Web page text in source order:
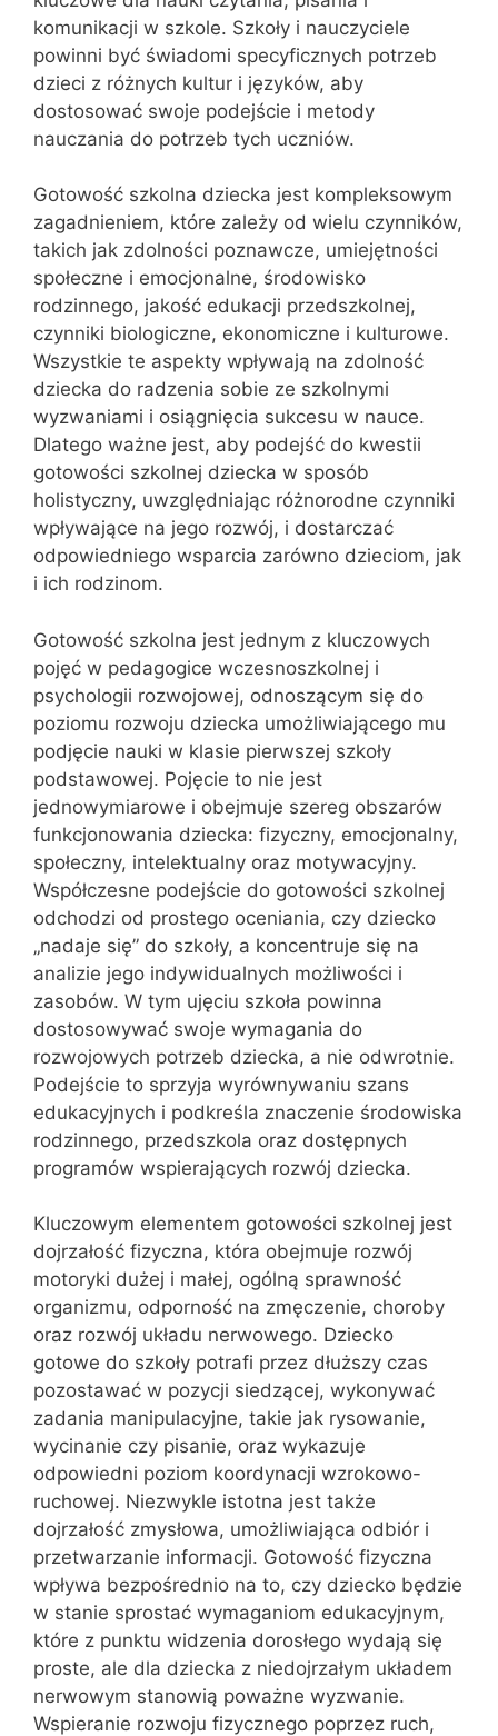
komunikacji w szkole. Szkoły i nauczyciele
powinni być świadomi specyficznych potrzeb
dzieci z różnych kultur i języków, aby
dostosować swoje podejście i metody
nauczania do potrzeb tych uczniów.
Gotowość szkolna dziecka jest kompleksowym
zagadnieniem, które zależy od wielu czynników,
takich jak zdolności poznawcze, umiejętności
społeczne i emocjonalne, środowisko
rodzinnego, jakość edukacji przedszkolnej,
czynniki biologiczne, ekonomiczne i kulturowe.
Wszystkie te aspekty wpływają na zdolność
dziecka do radzenia sobie ze szkolnymi
wyzwaniami i osiągnięcia sukcesu w nauce.
Dlatego ważne jest, aby podejść do kwestii
gotowości szkolnej dziecka w sposób
holistyczny, uwzględniając różnorodne czynniki
wpływające na jego rozwój, i dostarczać
odpowiedniego wsparcia zarówno dzieciom, jak
i ich rodzinom.
Gotowość szkolna jest jednym z kluczowych
pojęć w pedagogice wczesnoszkolnej i
psychologii rozwojowej, odnoszącym się do
poziomu rozwoju dziecka umożliwiającego mu
podjęcie nauki w klasie pierwszej szkoły
podstawowej. Pojęcie to nie jest
jednowymiarowe i obejmuje szereg obszarów
funkcjonowania dziecka: fizyczny, emocjonalny,
społeczny, intelektualny oraz motywacyjny.
Współczesne podejście do gotowości szkolnej
odchodzi od prostego oceniania, czy dziecko
„nadaje się” do szkoły, a koncentruje się na
analizie jego indywidualnych możliwości i
zasobów. W tym ujęciu szkoła powinna
dostosowywać swoje wymagania do
rozwojowych potrzeb dziecka, a nie odwrotnie.
Podejście to sprzyja wyrównywaniu szans
edukacyjnych i podkreśla znaczenie środowiska
rodzinnego, przedszkola oraz dostępnych
programów wspierających rozwój dziecka.
Kluczowym elementem gotowości szkolnej jest
dojrzałość fizyczna, która obejmuje rozwój
motoryki dużej i małej, ogólną sprawność
organizmu, odporność na zmęczenie, choroby
oraz rozwój układu nerwowego. Dziecko
gotowe do szkoły potrafi przez dłuższy czas
pozostawać w pozycji siedzącej, wykonywać
zadania manipulacyjne, takie jak rysowanie,
wycinanie czy pisanie, oraz wykazuje
odpowiedni poziom koordynacji wzrokowo-
ruchowej. Niezwykle istotna jest także
dojrzałość zmysłowa, umożliwiająca odbiór i
przetwarzanie informacji. Gotowość fizyczna
wpływa bezpośrednio na to, czy dziecko będzie
w stanie sprostać wymaganiom edukacyjnym,
które z punktu widzenia dorosłego wydają się
proste, ale dla dziecka z niedojrzałym układem
nerwowym stanowią poważne wyzwanie.
Wspieranie rozwoju fizycznego poprzez ruch,